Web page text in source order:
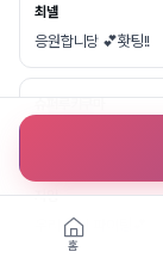
최넬
응원합니당 💕홧팅!!
슈퍼루키쿠마
지잉
우리 웅니 파이팅💕
홈